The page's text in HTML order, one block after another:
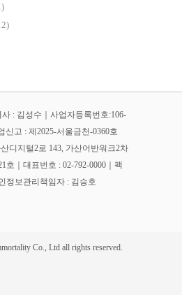
: 김성수｜사업자등록번호:106-
신고 : 제2025-서울금천-0360호
디지털2로 143, 가산어반워크2차
호｜대표번호 : 02-792-0000｜팩
정보관리책임자 : 김승호
Co., Ltd all rights reserved.